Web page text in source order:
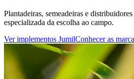
Plantadeiras, semeadeiras e
especializada da escolha ao campo.
Ver implementos JumilConhecer as